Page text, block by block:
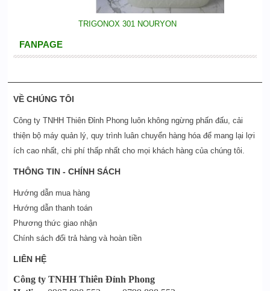
TRIGONOX 301 NOURYON
FANPAGE
VỀ CHÚNG TÔI
Công ty TNHH Thiên Đỉnh Phong luôn không ngừng phấn đấu, cải
thiện bộ máy quản lý, quy trình luân chuyển hàng hóa để mang lại lợi
ích cao nhất, chi phí thấp nhất cho mọi khách hàng của chúng tôi.
THÔNG TIN - CHÍNH SÁCH
Hướng dẫn mua hàng
Hướng dẫn thanh toán
Phương thức giao nhận
Chính sách đổi trả hàng và hoàn tiền
LIÊN HỆ
Công ty TNHH Thiên Đỉnh Phong